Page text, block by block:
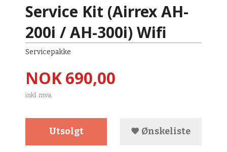
Service Kit (Airrex AH-
200i / AH-300i) Wifi
Servicepakke
Pris
NOK690,00
inkl. mva.
Utsolgt Ønskeliste